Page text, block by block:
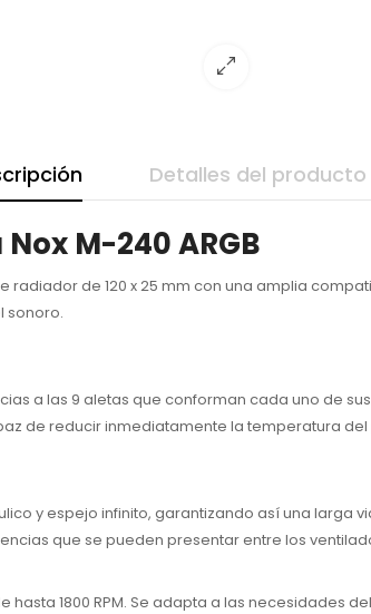
Detalles del producto
M-240 ARGB
de 120 x 25 mm con una amplia
sonoro.
a las 9 aletas que conforman cada uno de
de reducir inmediatamente la temperatura
y espejo infinito, garantizando así una larga
que se pueden presentar entre los
1800 RPM. Se adapta a las necesidades